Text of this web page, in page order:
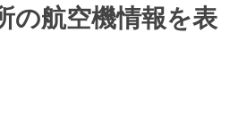
航空機情報を表